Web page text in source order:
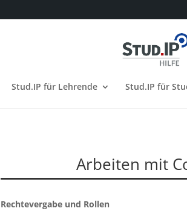
Stud.IP für Lehrende Stud.IP für
Arbeiten mit
Rechtevergabe und Rollen